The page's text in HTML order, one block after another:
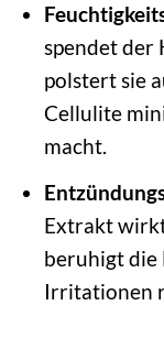
spendet der
polstert sie
Cellulite
macht.
Extrakt
beruhigt die
Irritationen